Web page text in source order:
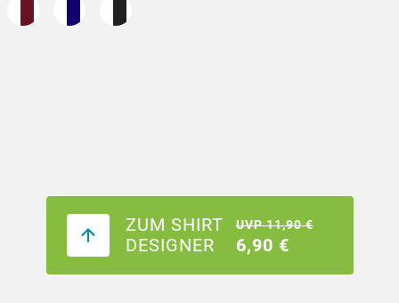
ZUM SHIRT
DESIGNER
UVP 11,90 €
6,90 €